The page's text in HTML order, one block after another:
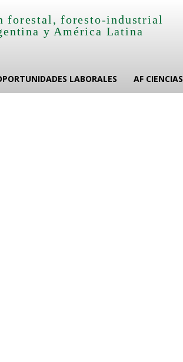
forestal, foresto-industrial
y América Latina
LABORALES AF CIENCIAS